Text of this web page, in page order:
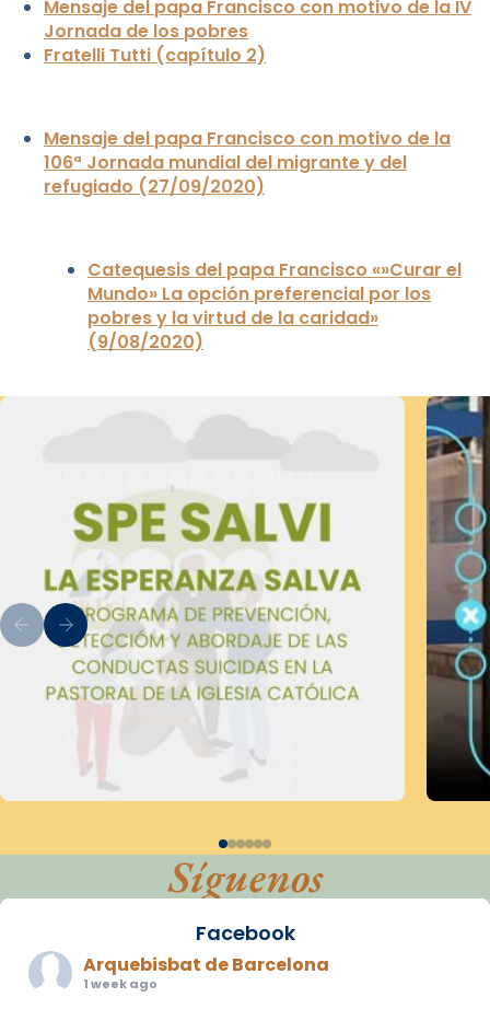
Mensaje del papa Francisco con motivo de la IV
Jornada de los pobres
Fratelli Tutti (capítulo 2)
Mensaje del papa Francisco con motivo de la
106ª Jornada mundial del migrante y del
refugiado (27/09/2020)
Catequesis del papa Francisco «»Curar el
Mundo» La opción preferencial por los
pobres y la virtud de la caridad»
(9/08/2020)
Síguenos
Facebook
Arquebisbat de Barcelona
1 week ago